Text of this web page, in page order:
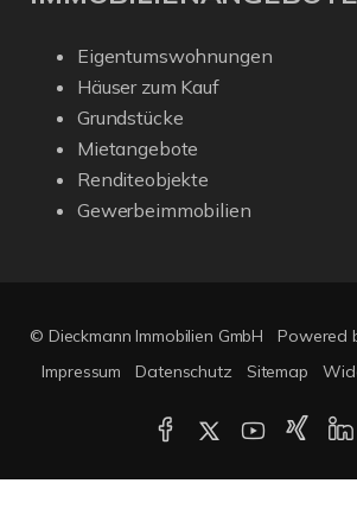
Eigentumswohnungen
Häuser zum Kauf
Grundstücke
Mietangebote
Renditeobjekte
Gewerbeimmobilien
© Dieckmann Immobilien GmbH
Powered
Impressum
Datenschutz Sitemap